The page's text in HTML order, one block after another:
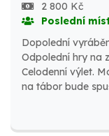
2 800 Kč
Poslední
Dopolední
Odpolední hry na
Celodenní výlet.
na tábor bude